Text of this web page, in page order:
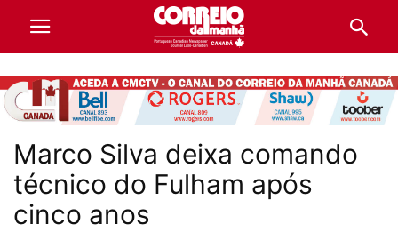
Marco Silva deixa comando
técnico do Fulham após
cinco anos